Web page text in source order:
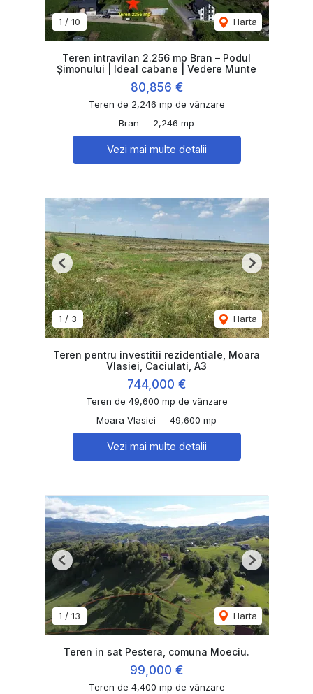
1 / 10 Harta
Teren intravilan 2.256 mp Bran – Podul
Șimonului | Ideal cabane | Vedere Munte
80,856 €
Teren de 2,246 mp de vânzare
Bran
2,246 mp
Vezi mai multe detalii
1 / 3 Harta
Previous Next
Teren pentru investitii rezidentiale, Moara
Vlasiei, Caciulati, A3
744,000 €
Teren de 49,600 mp de vânzare
Moara Vlasiei
49,600 mp
Vezi mai multe detalii
1 / 13 Harta
Previous Next
Teren in sat Pestera, comuna Moeciu.
99,000 €
Teren de 4,400 mp de vânzare